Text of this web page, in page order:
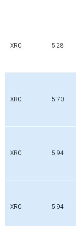
XR0 5.28
XR0 5.70
XR0 5.94
XR0 5.94